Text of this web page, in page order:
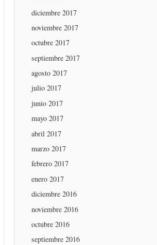
diciembre 2017
noviembre 2017
octubre 2017
septiembre 2017
agosto 2017
julio 2017
junio 2017
mayo 2017
abril 2017
marzo 2017
febrero 2017
enero 2017
diciembre 2016
noviembre 2016
octubre 2016
septiembre 2016